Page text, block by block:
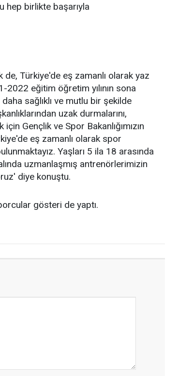
hep birlikte başarıyla
Türkiye'de eş zamanlı olarak yaz
2022 eğitim öğretim yılının sona
daha sağlıklı ve mutlu bir şekilde
uzak durmalarını,
Gençlik ve Spor Bakanlığımızın
eş zamanlı olarak spor
Yaşları 5 ila 18 arasında
uzmanlaşmış antrenörlerimizin
diye konuştu.
gösteri de yaptı.